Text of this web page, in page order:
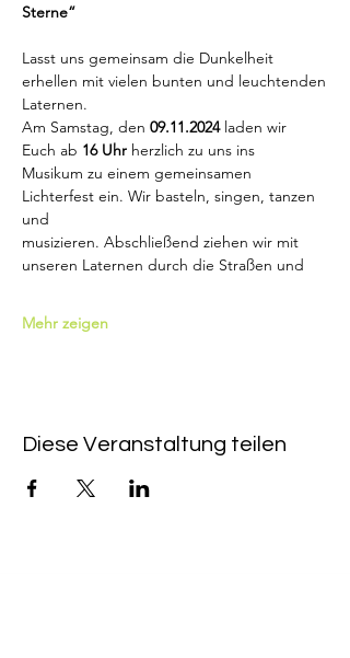
Sterne“
Lasst uns gemeinsam die Dunkelheit
erhellen mit vielen bunten und leuchtenden
Laternen.
Am Samstag, den 09.11.2024 laden wir
Euch ab 16 Uhr herzlich zu uns ins
Musikum zu einem gemeinsamen
Lichterfest ein. Wir basteln, singen, tanzen
und
musizieren. Abschließend ziehen wir mit
unseren Laternen durch die Straßen und
Mehr zeigen
Diese Veranstaltung teilen